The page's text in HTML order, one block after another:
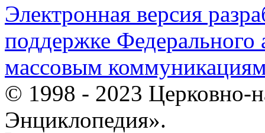
Электронная версия
поддержке Федерального
массовым
© 1998 - 2023 Церковно-
Энциклопедия».